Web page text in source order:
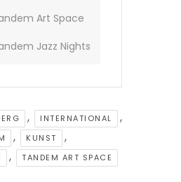
Art Space
Jazz Nights
, INTERNATIONAL ,
, KUNST ,
, TANDEM ART SPACE